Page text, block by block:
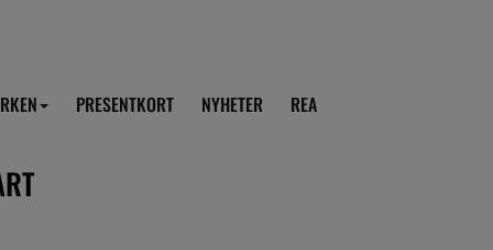
PRESENTKORT NYHETER REA